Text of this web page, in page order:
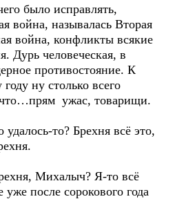
было исправлять,
война, называлась Вторая
война, конфликты всякие
Дурь человеческая, в
противостояние. К
ну столько всего
что…прям ужас, товарищи.
то? Брехня всё это,
Михалыч? Я-то всё
после сорокового года